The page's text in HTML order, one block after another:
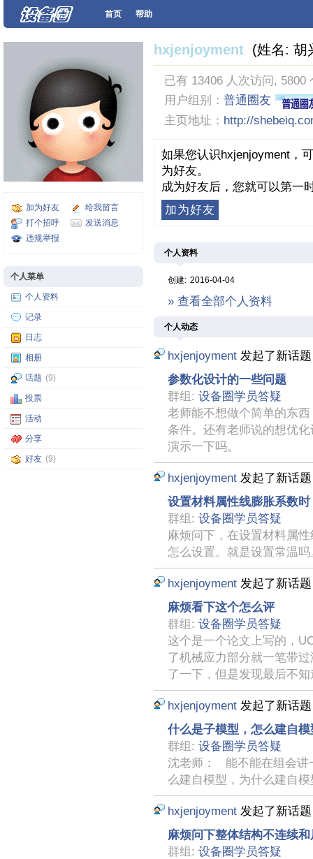
首页 帮助
加为好友
给我留言
打个招呼
发送消息
违规举报
个人菜单
个人资料
记录
日志
相册
话题 (9)
投票
活动
分享
好友 (9)
hxjenjoyment (姓名: 胡
已有 13406 人次访问,
用户组别： 普通圈友
主页地址： http://
如果您认识hxjenjoyment，
为好友。
成为好友后，您就可以第一
加为好友
个人资料
创建: 2016-04-04
» 查看全部个人资料
个人动态
hxjenjoyment 发起了新话
参数化设计的一些问题
群组: 设备圈学员答疑
老师能不想做个简单的东
条件。还有老师说的想优
演示一下吗。
hxjenjoyment 发起了新话
设置材料属性线膨胀系数
群组: 设备圈学员答疑
麻烦问下，在设置材料属
怎么设置。就是设置常温
hxjenjoyment 发起了新话
麻烦看下这个怎么评
群组: 设备圈学员答疑
这个是一个论文上写的，
了机械应力部分就一笔带
了一下，但是发现最后不
hxjenjoyment 发起了新话
什么是子模型，怎么建自
群组: 设备圈学员答疑
沈老师： 能不能在组会讲
么建自模型，为什么建自模
hxjenjoyment 发起了新话
麻烦问下整体结构不连续
群组: 设备圈学员答疑